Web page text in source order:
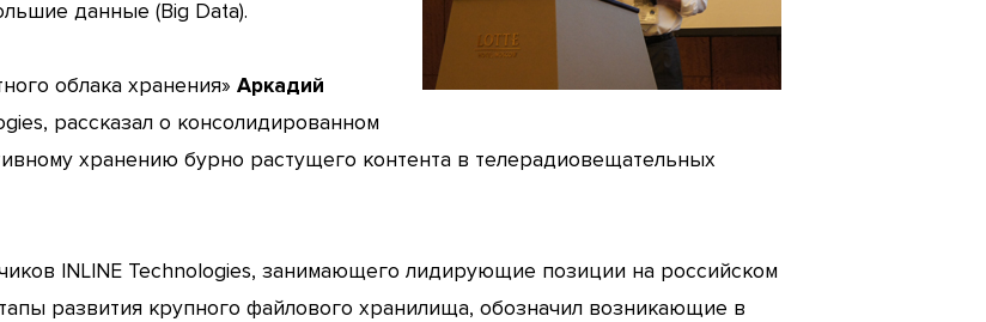
данные (Big Data).
облака хранения» Аркадий
рассказал о консолидированном
хранению бурно растущего контента в телерадиовещательных
INLINE Technologies, занимающего лидирующие позиции на российском
развития крупного файлового хранилища, обозначил возникающие в